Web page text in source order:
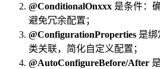
@ConditionalOnxxx 是条件：
避免冗余配置；
@ConfigurationProperties 是绑
类关联，简化自定义配置；
@AutoConfigureBefore/After